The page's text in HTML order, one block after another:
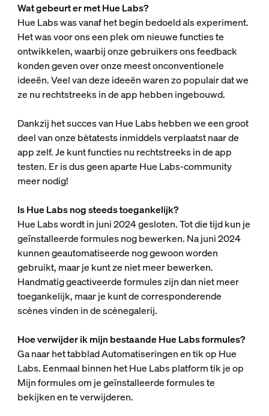
Wat gebeurt er met Hue Labs?
Hue Labs was vanaf het begin bedoeld als experiment.
Het was voor ons een plek om nieuwe functies te
ontwikkelen, waarbij onze gebruikers ons feedback
konden geven over onze meest onconventionele
ideeën. Veel van deze ideeën waren zo populair dat we
ze nu rechtstreeks in de app hebben ingebouwd.
Dankzij het succes van Hue Labs hebben we een groot
deel van onze bètatests inmiddels verplaatst naar de
app zelf. Je kunt functies nu rechtstreeks in de app
testen. Er is dus geen aparte Hue Labs-community
meer nodig!
Is Hue Labs nog steeds toegankelijk?
Hue Labs wordt in juni 2024 gesloten. Tot die tijd kun je
geïnstalleerde formules nog bewerken. Na juni 2024
kunnen geautomatiseerde nog gewoon worden
gebruikt, maar je kunt ze niet meer bewerken.
Handmatig geactiveerde formules zijn dan niet meer
toegankelijk, maar je kunt de corresponderende
scènes vinden in de scènegalerij.
Hoe verwijder ik mijn bestaande Hue Labs formules?
Ga naar het tabblad Automatiseringen en tik op Hue
Labs. Eenmaal binnen het Hue Labs platform tik je op
Mijn formules om je geïnstalleerde formules te
bekijken en te verwijderen.